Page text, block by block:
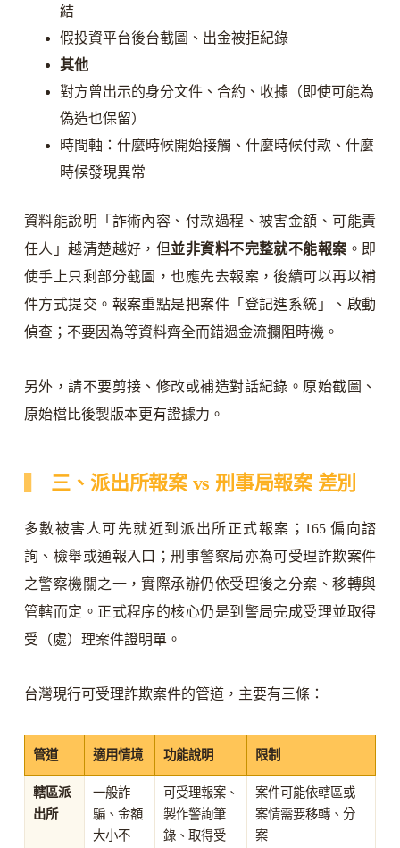
結
假投資平台後台截圖、出金被拒紀錄
其他
對方曾出示的身分文件、合約、收據（即使可能為
偽造也保留）
時間軸：什麼時候開始接觸、什麼時候付款、什麼
時候發現異常
資料能說明「詐術內容、付款過程、被害金額、可能責
任人」越清楚越好，但並非資料不完整就不能報案 。即
使手上只剩部分截圖，也應先去報案，後續可以再以補
件方式提交。報案重點是把案件「登記進系統」、啟動
偵查；不要因為等資料齊全而錯過金流攔阻時機。
另外，請不要剪接、修改或補造對話紀錄。原始截圖、
原始檔比後製版本更有證據力。
三、派出所報案 vs 刑事局報案 差別
多數被害人可先就近到派出所正式報案；165 偏向諮
詢、檢舉或通報入口；刑事警察局亦為可受理詐欺案件
之警察機關之一，實際承辦仍依受理後之分案、移轉與
管轄而定。正式程序的核心仍是到警局完成受理並取得
受（處）理案件證明單。
台灣現行可受理詐欺案件的管道，主要有三條：
管道 適用情境 功能說明 限制
轄區派
出所
一般詐
騙、金額
大小不
可受理報案、
製作警詢筆
錄、取得受
案件可能依轄區或
案情需要移轉、分
案